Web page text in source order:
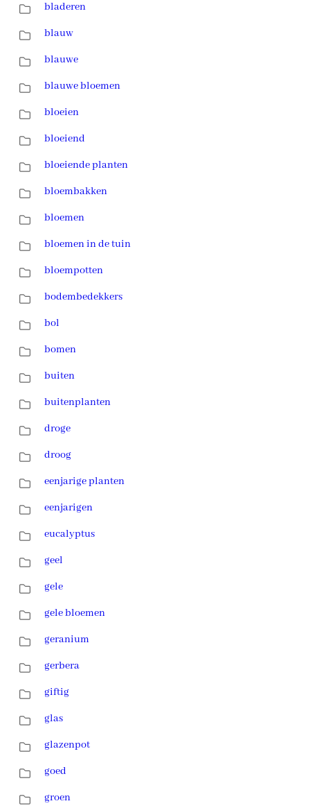
bladeren
blauw
blauwe
blauwe bloemen
bloeien
bloeiend
bloeiende planten
bloembakken
bloemen
bloemen in de tuin
bloempotten
bodembedekkers
bol
bomen
buiten
buitenplanten
droge
droog
eenjarige planten
eenjarigen
eucalyptus
geel
gele
gele bloemen
geranium
gerbera
giftig
glas
glazenpot
goed
groen